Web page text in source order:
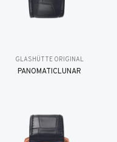
GLASHÜTTE ORIGINAL
PANOMATICLUNAR